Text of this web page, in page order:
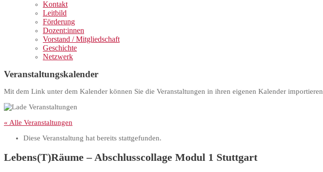
Kontakt
Leitbild
Förderung
Dozent:innen
Vorstand / Mitgliedschaft
Geschichte
Netzwerk
Veranstaltungskalender
Mit dem Link unter dem Kalender können Sie die Veranstaltungen in ihren eigenen Kalender importieren
« Alle Veranstaltungen
Diese Veranstaltung hat bereits stattgefunden.
Lebens(T)Räume – Abschlusscollage Modul 1 Stuttgart